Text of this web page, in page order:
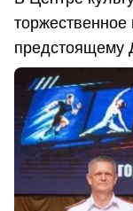
предстоящему